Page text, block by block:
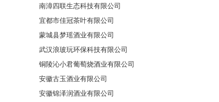
南漳四联生态科技有限公司
宜都市佳冠茶叶有限公司
蒙城县梦瑶酒业有限公司
武汉浪玻玩环保科技有限公司
铜陵沁小君葡萄烧酒业有限公司
安徽古玉酒业有限公司
安徽锦泽润酒业有限公司